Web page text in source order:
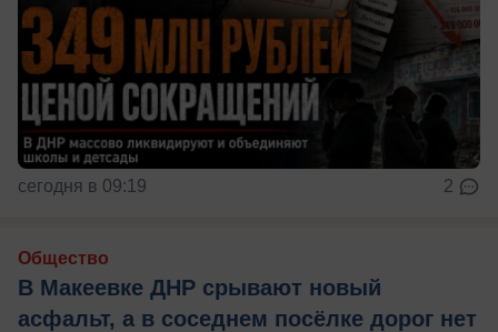
сегодня в 09:19 2
Общество
В Макеевке ДНР срывают новый
асфальт, а в соседнем посёлке дорог нет